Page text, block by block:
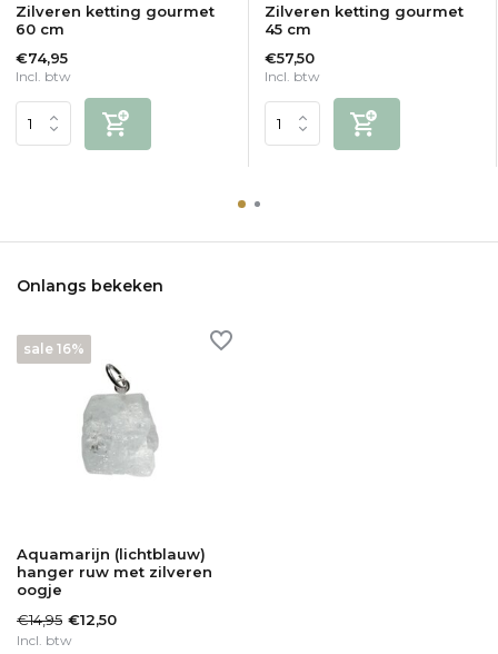
Zilveren ketting gourmet
60 cm
€74,95
Incl. btw
Zilveren ketting gourmet
45 cm
€57,50
Incl. btw
Onlangs bekeken
sale 16%
Aquamarijn (lichtblauw)
hanger ruw met zilveren
oogje
€14,95 €12,50
Incl. btw